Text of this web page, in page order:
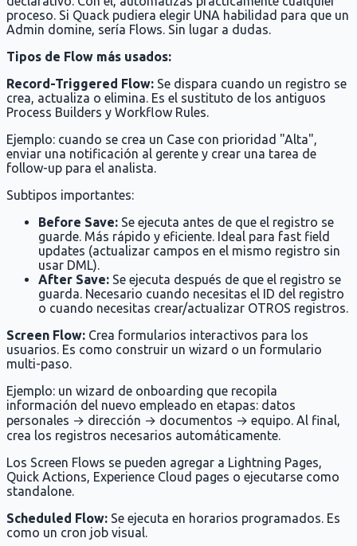
proceso. Si Quack pudiera elegir UNA habilidad para que un
Admin domine, sería Flows. Sin lugar a dudas.
Tipos de Flow más usados:
Record-Triggered Flow: Se dispara cuando un registro se
crea, actualiza o elimina. Es el sustituto de los antiguos
Process Builders y Workflow Rules.
Ejemplo: cuando se crea un Case con prioridad "Alta",
enviar una notificación al gerente y crear una tarea de
follow-up para el analista.
Subtipos importantes:
Before Save: Se ejecuta antes de que el registro se
guarde. Más rápido y eficiente. Ideal para fast field
updates (actualizar campos en el mismo registro sin
usar DML).
After Save: Se ejecuta después de que el registro se
guarda. Necesario cuando necesitas el ID del registro
o cuando necesitas crear/actualizar OTROS registros.
Screen Flow: Crea formularios interactivos para los
usuarios. Es como construir un wizard o un formulario
multi-paso.
Ejemplo: un wizard de onboarding que recopila
información del nuevo empleado en etapas: datos
personales → dirección → documentos → equipo. Al final,
crea los registros necesarios automáticamente.
Los Screen Flows se pueden agregar a Lightning Pages,
Quick Actions, Experience Cloud pages o ejecutarse como
standalone.
Scheduled Flow: Se ejecuta en horarios programados. Es
como un cron job visual.